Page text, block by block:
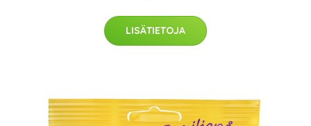
LISÄTIETOJA